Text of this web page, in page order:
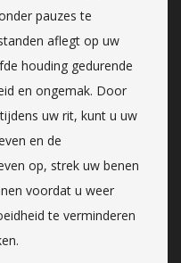
pauzes te
aflegt op uw
houding gedurende
en ongemak. Door
uw rit, kunt u uw
en de
op, strek uw benen
voordat u weer
te verminderen